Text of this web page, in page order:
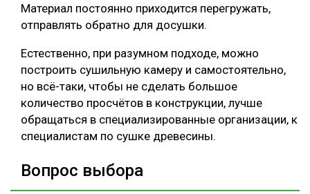
Материал постоянно приходится перегружать,
отправлять обратно для досушки.
Естественно, при разумном подходе, можно
построить сушильную камеру и самостоятельно,
но всё-таки, чтобы не сделать большое
количество просчётов в конструкции, лучше
обращаться в специализированные организации, к
специалистам по сушке древесины.
Вопрос выбора